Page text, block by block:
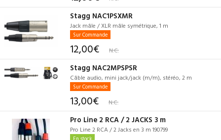
Stagg NAC1PSXMR
Jack mâle / XLR mâle symétrique, 1 m
Sur Commande
12,00€ N.C.
Stagg NAC2MPSPSR
Câble audio, mini jack/jack (m/m), stéréo, 2 m
Sur Commande
13,00€ N.C.
Pro Line 2 RCA / 2 JACKS 3 m
Pro Line 2 RCA / 2 Jacks en 3 m 190799
En stock